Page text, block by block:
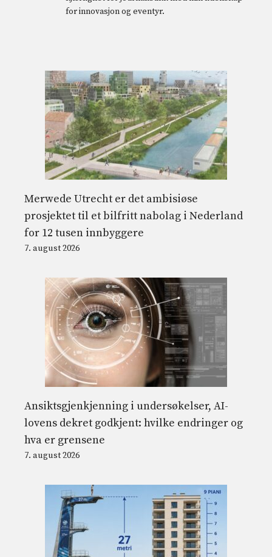
for innovasjon og eventyr.
Merwede Utrecht er det ambisiøse
prosjektet til et bilfritt nabolag i Nederland
for 12 tusen innbyggere
7. august 2026
Ansiktsgjenkjenning i undersøkelser, AI-
lovens dekret godkjent: hvilke endringer og
hva er grensene
7. august 2026